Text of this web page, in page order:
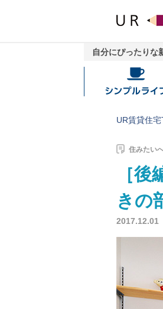
自分にぴったりな
シ
プ
フ
UR賃貸住
住みたい
［
きの
2017.12.01